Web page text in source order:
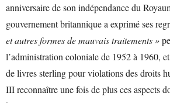
anniversaire de son indépendance du
gouvernement britannique a exprimé ses
et autres formes de mauvais traitements »
l’administration coloniale de 1952 à 1960,
de livres sterling pour violations des droits
III reconnaître une fois de plus ces aspects